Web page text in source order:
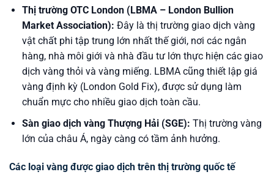
Thị trường OTC London (LBMA – London Bullion
Market Association): Đây là thị trường giao dịch vàng
vật chất phi tập trung lớn nhất thế giới, nơi các ngân
hàng, nhà môi giới và nhà đầu tư lớn thực hiện các giao
dịch vàng thỏi và vàng miếng. LBMA cũng thiết lập giá
vàng định kỳ (London Gold Fix), được sử dụng làm
chuẩn mực cho nhiều giao dịch toàn cầu.
Sàn giao dịch vàng Thượng Hải (SGE): Thị trường vàng
lớn của châu Á, ngày càng có tầm ảnh hưởng.
Các loại vàng được giao dịch trên thị trường quốc tế